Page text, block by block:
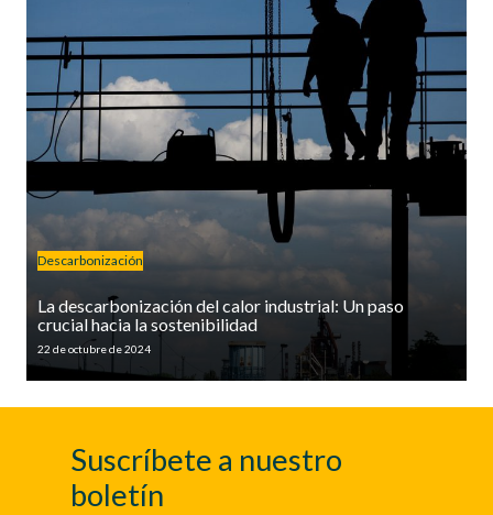
Descarbonización
La descarbonización del calor industrial: Un paso
crucial hacia la sostenibilidad
22 de octubre de 2024
Suscríbete a nuestro
boletín